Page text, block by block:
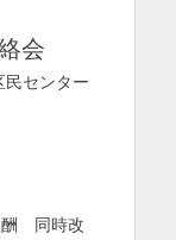
会
センター
酬 同時改